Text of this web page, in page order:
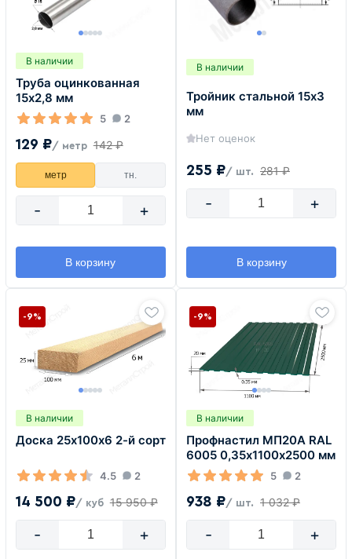
В наличии
Труба оцинкованная
15х2,8 мм
5 2
129 ₽/ метр 142 ₽
метр тн.
- +
В корзину
В наличии
Тройник стальной 15х3
мм
Нет оценок
255 ₽/ шт. 281 ₽
- +
В корзину
В наличии
Доска 25х100х6 2-й сорт
4.5 2
14 500 ₽/ куб 15 950 ₽
-9%
- +
В наличии
Профнастил МП20А RAL
6005 0,35х1100х2500 мм
5 2
938 ₽/ шт. 1 032 ₽
-9%
- +